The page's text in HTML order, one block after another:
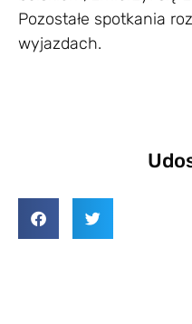
Pozostałe spotkania
wyjazdach.